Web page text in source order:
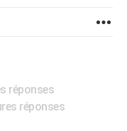
réponses
réponses